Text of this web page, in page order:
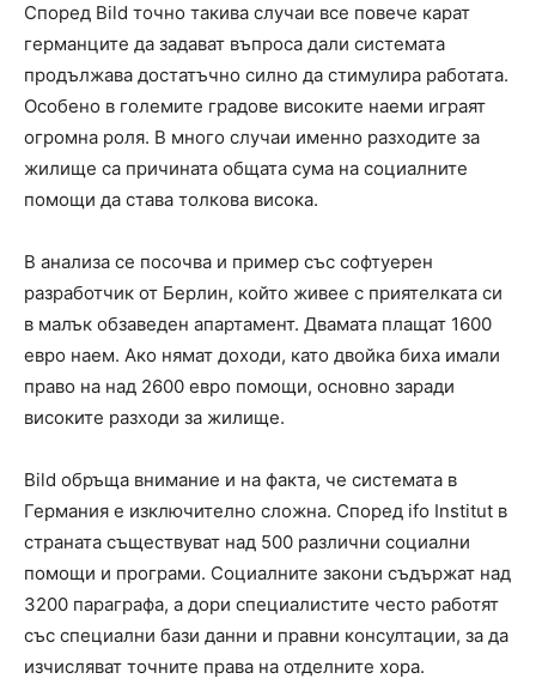
Според Bild точно такива случаи все повече карат
германците да задават въпроса дали системата
продължава достатъчно силно да стимулира работата.
Особено в големите градове високите наеми играят
огромна роля. В много случаи именно разходите за
жилище са причината общата сума на социалните
помощи да става толкова висока.
В анализа се посочва и пример със софтуерен
разработчик от Берлин, който живее с приятелката си
в малък обзаведен апартамент. Двамата плащат 1600
евро наем. Ако нямат доходи, като двойка биха имали
право на над 2600 евро помощи, основно заради
високите разходи за жилище.
Bild обръща внимание и на факта, че системата в
Германия е изключително сложна. Според ifo Institut в
страната съществуват над 500 различни социални
помощи и програми. Социалните закони съдържат над
3200 параграфа, а дори специалистите често работят
със специални бази данни и правни консултации, за да
изчисляват точните права на отделните хора.